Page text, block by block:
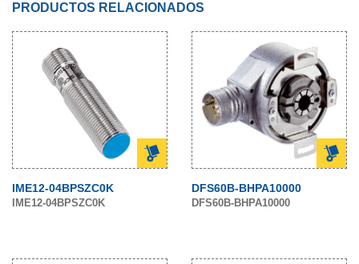
PRODUCTOS RELACIONADOS
IME12-04BPSZC0K
IME12-04BPSZC0K
DFS60B-BHPA10000
DFS60B-BHPA10000